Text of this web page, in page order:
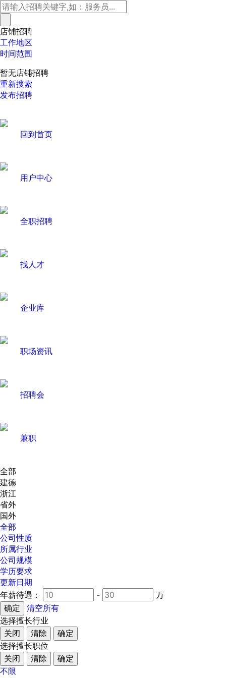
店铺招聘
工作地区
时间范围
暂无店铺招聘
重新搜索
发布招聘
回到首页
用户中心
全职招聘
找人才
企业库
职场资讯
招聘会
兼职
全部
建德
浙江
省外
国外
全部
公司性质
所属行业
公司规模
学历要求
更新日期
年薪待遇：
-
万
清空所有
选择擅长行业
关闭
清除
确定
选择擅长职位
关闭
清除
确定
不限